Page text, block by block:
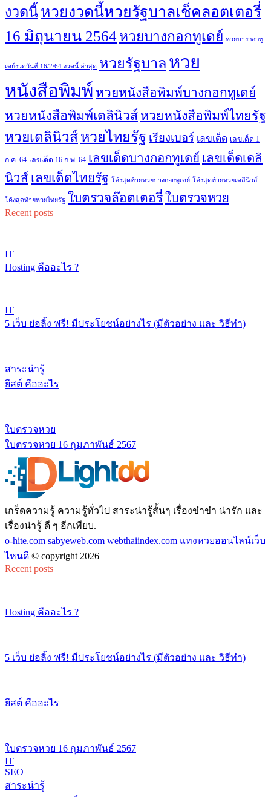
งวดนี้หวยงวดนี้หวยรัฐบาลเช็คลอตเตอรี่
16 มิถุนายน 2564 หวยบางกอกทูเดย์ หวยบางกอกทู
เดย์งวดวันที่ 16/2/64 งวดนี้ ล่าสุด หวยรัฐบาล หวย
หนังสือพิมพ์ หวยหนังสือพิมพ์บางกอกทูเดย์
หวยหนังสือพิมพ์เดลินิวส์ หวยหนังสือพิมพ์ไทยรัฐ
หวยเดลินิวส์ หวยไทยรัฐ เรียงเบอร์ เลขเด็ด เลขเด็ด 1
ก.ค. 64 เลขเด็ด 16 ก.พ. 64 เลขเด็ดบางกอกทูเดย์ เลขเด็ดเดลิ
นิวส์ เลขเด็ดไทยรัฐ โค้งสุดท้ายหวยบางกอกทูเดย์ โค้งสุดท้ายหวยเดลินิวส์
โค้งสุดท้ายหวยไทยรัฐ ใบตรวจล๊อตเตอรี่ใบตรวจหวย
Recent posts
IT
Hosting คืออะไร ?
IT
5 เว็บ ย่อลิ้ง ฟรี! มีประโยชน์อย่างไร (มีตัวอย่าง และ วิธีทำ)
สาระน่ารู้
ยีสต์ คืออะไร
ใบตรวจหวย
ใบตรวจหวย 16 กุมภาพันธ์ 2567
เกร็ดความรู้ ความรู้ทั่วไป สาระน่ารู้สั้นๆ เรื่องขำขำ น่ารัก และ
เรื่องน่ารู้ ดี ๆ อีกเพียบ.
o-hite.com sabyeweb.com webthaiindex.com แทงหวยออนไลน์เว็บ
ไหนดี © copyright 2026
Recent posts
Hosting คืออะไร ?
5 เว็บ ย่อลิ้ง ฟรี! มีประโยชน์อย่างไร (มีตัวอย่าง และ วิธีทำ)
ยีสต์ คืออะไร
ใบตรวจหวย 16 กุมภาพันธ์ 2567
IT
SEO
สาระน่ารู้